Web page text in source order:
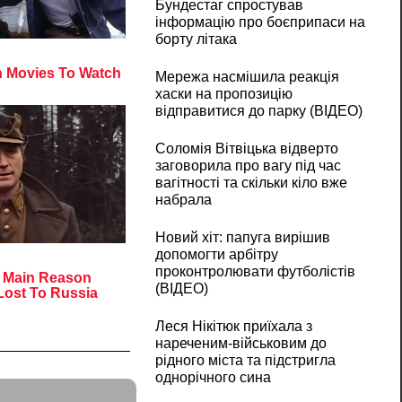
Бундестаг спростував
інформацію про боєприпаси на
борту літака
Мережа насмішила реакція
хаски на пропозицію
відправитися до парку (ВІДЕО)
Соломія Вітвіцька відверто
заговорила про вагу під час
вагітності та скільки кіло вже
набрала
Новий хіт: папуга вирішив
допомогти арбітру
проконтролювати футболістів
(ВІДЕО)
Леся Нікітюк приїхала з
нареченим-військовим до
рідного міста та підстригла
однорічного сина